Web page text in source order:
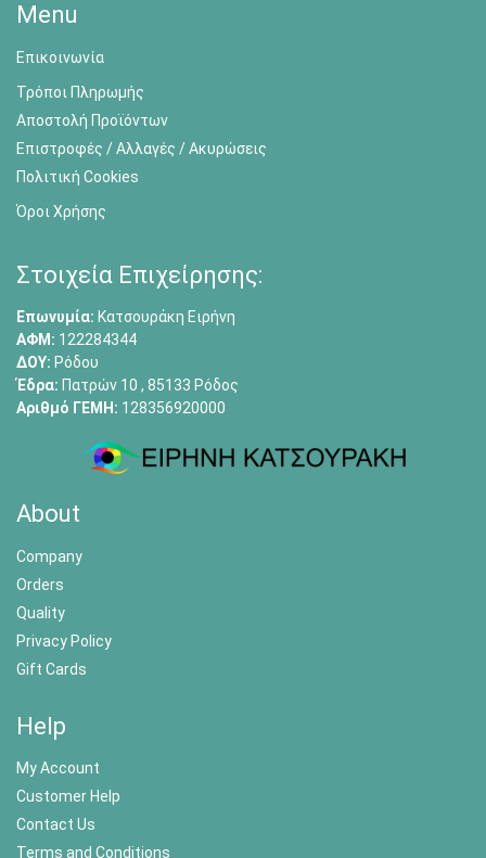
Menu
Επικοινωνία
Τρόποι Πληρωμής
Αποστολή Προϊόντων
Επιστροφές / Αλλαγές / Ακυρώσεις
Πολιτική Cookies
Όροι Χρήσης
Στοιχεία Επιχείρησης:
Επωνυμία: Κατσουράκη Ειρήνη
ΑΦΜ: 122284344
ΔΟΥ: Ρόδου
Έδρα: Πατρών 10 , 85133 Ρόδος
Αριθμό ΓΕΜΗ: 128356920000
About
Company
Orders
Quality
Privacy Policy
Gift Cards
Help
My Account
Customer Help
Contact Us
Terms and Conditions